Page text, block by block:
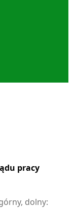
pracy
dolny: